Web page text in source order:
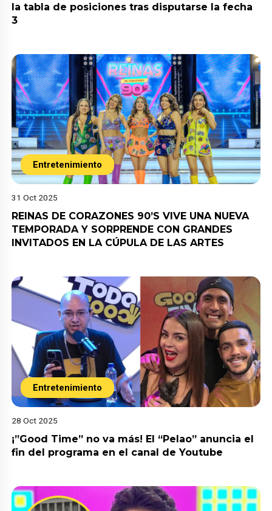
la tabla de posiciones tras disputarse la fecha
3
Entretenimiento
31 Oct 2025
REINAS DE CORAZONES 90’S VIVE UNA NUEVA
TEMPORADA Y SORPRENDE CON GRANDES
INVITADOS EN LA CÚPULA DE LAS ARTES
Entretenimiento
28 Oct 2025
¡”Good Time” no va más! El “Pelao” anuncia el
fin del programa en el canal de Youtube